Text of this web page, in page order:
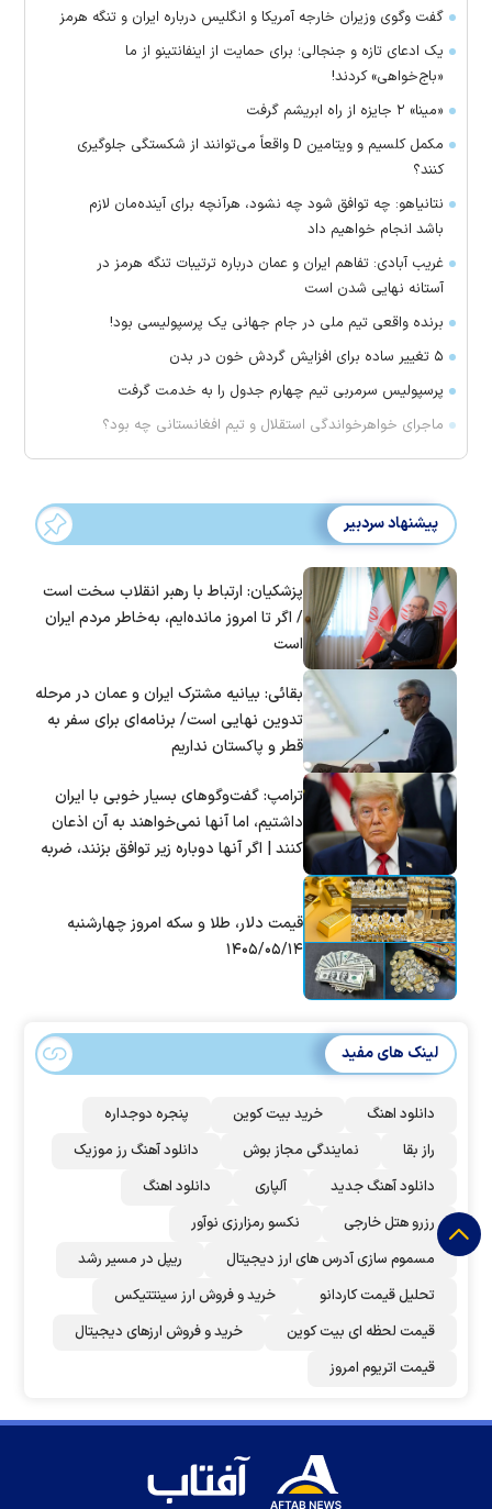
گفت وگوی وزیران خارجه آمریکا و انگلیس درباره ایران و تنگه هرمز
یک ادعای تازه و جنجالی؛ برای حمایت از اینفانتینو از ما
«باج‌خواهی» کردند!
«مینا» ۲ جایزه از راه ابریشم گرفت
مکمل کلسیم و ویتامین D واقعاً می‌توانند از شکستگی جلوگیری
کنند؟
نتانیاهو: چه توافق شود چه نشود، هرآنچه برای آینده‌مان لازم
باشد انجام خواهیم داد
غریب آبادی: تفاهم ایران و عمان درباره ترتیبات تنگه هرمز در
آستانه نهایی شدن است
برنده واقعی تیم ملی در جام جهانی یک پرسپولیسی بود!
۵ تغییر ساده برای افزایش گردش خون در بدن
پرسپولیس سرمربی تیم چهارم جدول را به خدمت گرفت
ماجرای خواهرخواندگی استقلال و تیم افغانستانی چه بود؟
پیشنهاد سردبیر
پزشکیان: ارتباط با رهبر انقلاب سخت است
/ اگر تا امروز مانده‌ایم، به‌خاطر مردم ایران
است
بقائی: بیانیه مشترک ایران و عمان در مرحله
تدوین نهایی است/ برنامه‌ای برای سفر به
قطر و پاکستان نداریم
ترامپ: گفت‌و‌گو‌های بسیار خوبی با ایران
داشتیم، اما آنها نمی‌خواهند به آن اذعان
کنند | اگر آنها دوباره زیر توافق بزنند، ضربه
قیمت دلار، طلا و سکه امروز چهارشنبه
۱۴۰۵/۰۵/۱۴
لینک های مفید
دانلود اهنگ خرید بیت کوین
پنجره دوجداره
راز بقا
نمایندگی مجاز بوش
دانلود آهنگ رز‌ موزیک
دانلود آهنگ جدید
آلپاری
دانلود اهنگ
رزرو هتل خارجی
نکسو رمزارزی نوآور
مسموم سازی آدرس های ارز دیجیتال
ریپل در مسیر رشد
تحلیل قیمت کاردانو
خرید و فروش ارز سینتتیکس
قیمت لحظه ای بیت کوین
خرید و فروش ارزهای دیجیتال
قیمت اتریوم امروز